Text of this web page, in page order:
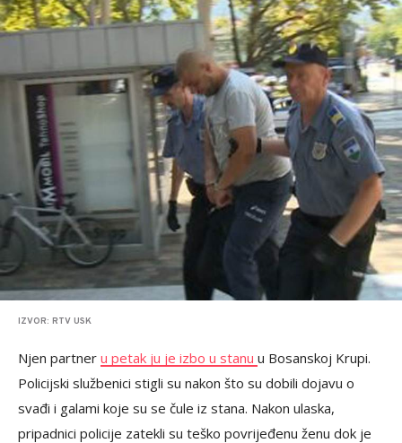
IZVOR: RTV USK
Njen partner u petak ju je izbo u stanu u Bosanskoj Krupi.
Policijski službenici stigli su nakon što su dobili dojavu o
svađi i galami koje su se čule iz stana. Nakon ulaska,
pripadnici policije zatekli su teško povrijeđenu ženu dok je